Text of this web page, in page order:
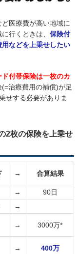
医療費が高い地域に
行くときは、 保険付
などを上乗せしたい
ド付帯保険は一枚のカ
治療費用の補償)が足
せする必要がありま
2枚の保険を上乗せ
→ 合算結果
→
90日
→
→ 3000万*
→ 400万